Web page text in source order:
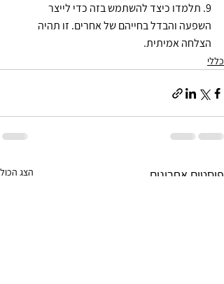
9. תלמדו כיצד להשתמש בזה כדי לייצר
השפעה והבדל בחייהם של אחרים. זו תהיה
הצלחה אמיתית.
כללי
פוסטים אחרונים הצג הכול